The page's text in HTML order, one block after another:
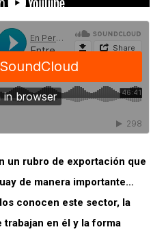
un rubro de exportación que
de manera importante…
conocen este sector, la
trabajan en él y la forma